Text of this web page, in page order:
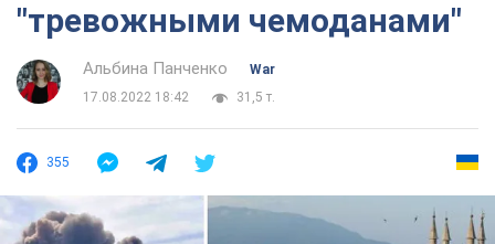
"тревожными чемоданами"
Альбина Панченко
War
17.08.2022 18:42
31,5 т.
355